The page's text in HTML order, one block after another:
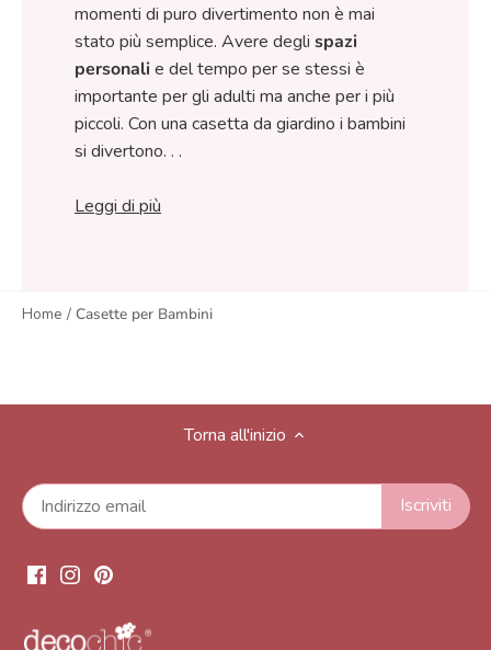
momenti di puro divertimento non è mai
stato più semplice. Avere degli spazi
personalie del tempo per se stessi è
importante per gli adulti ma anche per i più
piccoli. Con una casetta da giardino i bambini
si divertono. . .
Leggi di più
Home / Casette per Bambini
Torna all'inizio